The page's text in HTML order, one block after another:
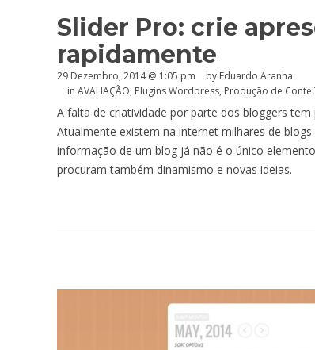
Slider Pro: crie
rapidamente
29 Dezembro, 2014 @ 1:05 pm by Eduardo Aranha
in AVALIAÇÃO, Plugins Wordpress, Produção de
A falta de criatividade por parte dos bloggers
Atualmente existem na internet milhares de
informação de um blog já não é o único
procuram também dinamismo e novas ideias.